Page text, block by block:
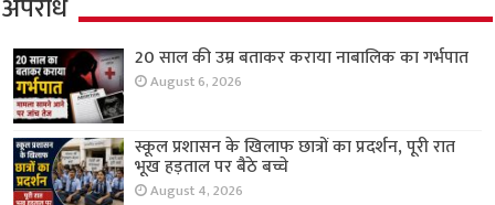
अपराध
20 साल की उम्र बताकर कराया नाबालिक का गर्भपात
August 6, 2026
स्कूल प्रशासन के खिलाफ छात्रों का प्रदर्शन, पूरी रात
भूख हड़ताल पर बैठे बच्चे
August 4, 2026